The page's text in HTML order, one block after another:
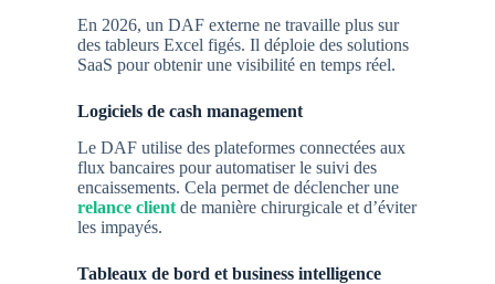
En 2026, un DAF externe ne travaille plus sur
des tableurs Excel figés. Il déploie des solutions
SaaS pour obtenir une visibilité en temps réel.
Logiciels de cash management
Le DAF utilise des plateformes connectées aux
flux bancaires pour automatiser le suivi des
encaissements. Cela permet de déclencher une
relance client de manière chirurgicale et d’éviter
les impayés.
Tableaux de bord et business intelligence